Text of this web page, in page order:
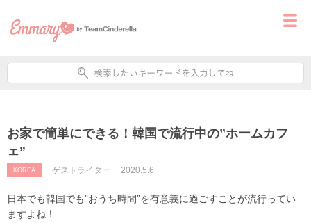
お家で簡単にできる！韓国で流行中の”ホームカフ
ェ”
KOREA ゲストライター 2020.5.6
日本でも韓国でも”おうち時間”を有意義に過ごすことが流行ってい
ますよね！